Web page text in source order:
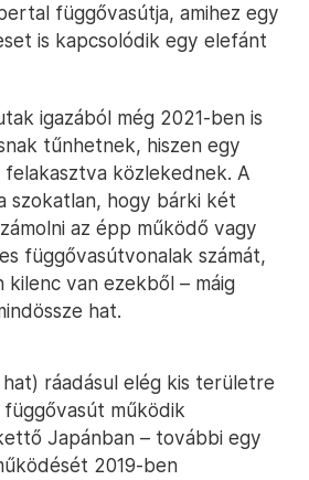
függővasútja, amihez egy
is kapcsolódik egy elefánt
igazából még 2021-ben is
tűnhetnek, hiszen egy
közlekednek. A
szokatlan, hogy bárki két
az épp működő vagy
függővasútvonalak számát,
kilenc van ezekből – máig
hat.
hat) ráadásul elég kis területre
működik
Japánban – további egy
2019-ben